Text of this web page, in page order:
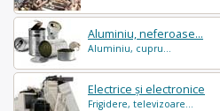
Aluminiu, neferoase...
Aluminiu, cupru...
Electrice și electronice
Frigidere, televizoare...